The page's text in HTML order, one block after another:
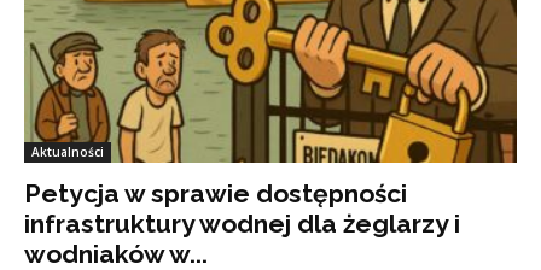
Aktualności
Petycja w sprawie dostępności
infrastruktury wodnej dla żeglarzy i
wodniaków w...